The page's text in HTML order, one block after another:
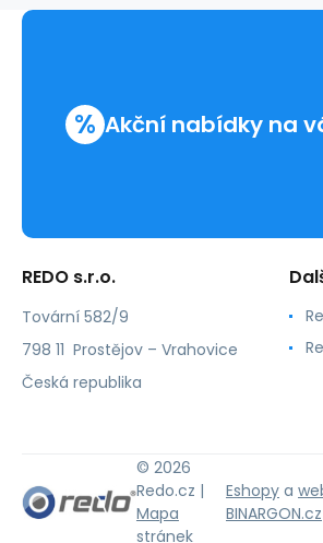
% Akční nabídky na
REDO s.r.o.
Tovární 582/9
798 11 Prostějov – Vrahovice
Česká republika
© 2026
Redo.cz |
Mapa
stránek
Eshopy a
BINARGON.cz